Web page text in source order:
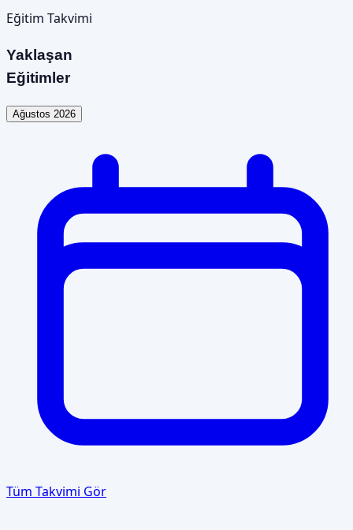
Eğitim Takvimi
Yaklaşan
Eğitimler
Ağustos 2026
Tüm Takvimi Gör